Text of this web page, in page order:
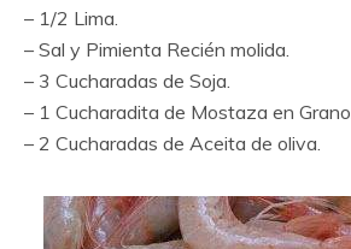
– 1/2 Lima.
– Sal y Pimienta Recién molida.
– 3 Cucharadas de Soja.
– 1 Cucharadita de Mostaza en Grano.
– 2 Cucharadas de Aceita de oliva.